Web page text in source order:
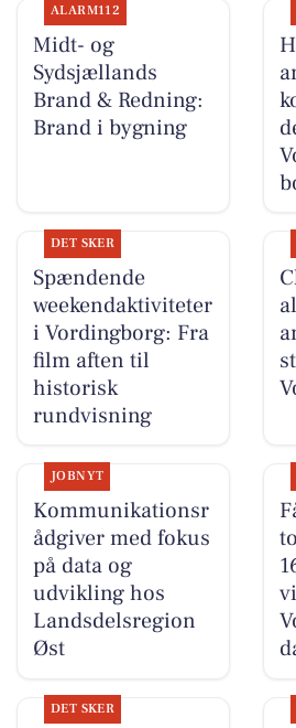
ALARM112
Midt- og
Sydsjællands
Brand & Redning:
Brand i bygning
DET SKER
Spændende
weekendaktiviteter
i Vordingborg: Fra
film aften til
historisk
rundvisning
JOBNYT
Kommunikationsr
ådgiver med fokus
på data og
udvikling hos
Landsdelsregion
Øst
DET SKER